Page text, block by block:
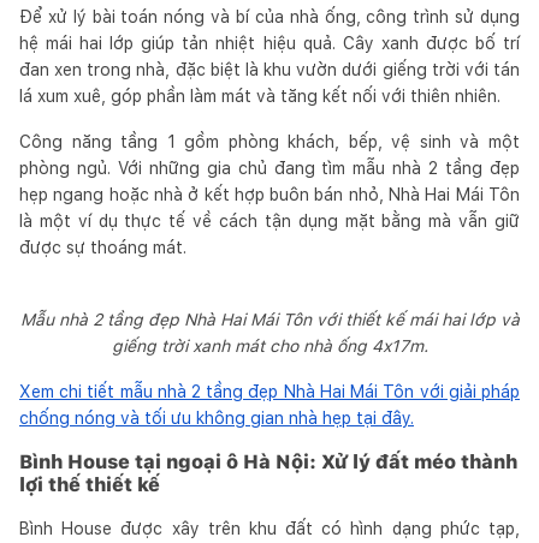
Để xử lý bài toán nóng và bí của nhà ống, công trình sử dụng
hệ mái hai lớp giúp tản nhiệt hiệu quả. Cây xanh được bố trí
đan xen trong nhà, đặc biệt là khu vườn dưới giếng trời với tán
lá xum xuê, góp phần làm mát và tăng kết nối với thiên nhiên.
Công năng tầng 1 gồm phòng khách, bếp, vệ sinh và một
phòng ngủ. Với những gia chủ đang tìm mẫu nhà 2 tầng đẹp
hẹp ngang hoặc nhà ở kết hợp buôn bán nhỏ, Nhà Hai Mái Tôn
là một ví dụ thực tế về cách tận dụng mặt bằng mà vẫn giữ
được sự thoáng mát.
Mẫu nhà 2 tầng đẹp Nhà Hai Mái Tôn với thiết kế mái hai lớp và
giếng trời xanh mát cho nhà ống 4x17m.
Xem chi tiết mẫu nhà 2 tầng đẹp Nhà Hai Mái Tôn với giải pháp
chống nóng và tối ưu không gian nhà hẹp tại đây.
Bình House tại ngoại ô Hà Nội: Xử lý đất méo thành
lợi thế thiết kế
Bình House được xây trên khu đất có hình dạng phức tạp,